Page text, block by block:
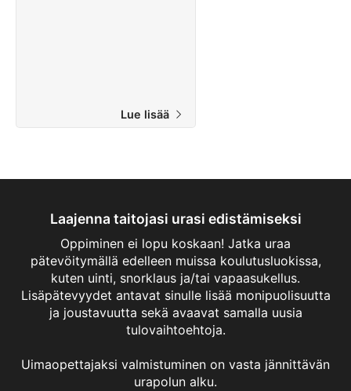
Lue lisää
Laajenna taitojasi urasi edistämiseksi
Oppiminen ei lopu koskaan! Jatka uraa
pätevöitymällä edelleen muissa koulutusluokissa,
kuten uinti, snorklaus ja/tai vapaasukellus.
Lisäpätevyydet antavat sinulle lisää monipuolisuutta
ja joustavuutta sekä avaavat samalla uusia
tulovaihtoehtoja.
Uimaopettajaksi valmistuminen on vasta jännittävän
urapolun alku.
Swim Teacher Adult